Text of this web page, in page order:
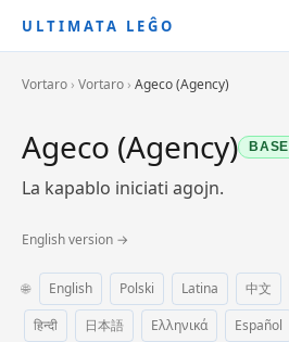
ULTIMATA LEĜO
Vortaro › Vortaro › Ageco (Agency)
Ageco (Agency) BASE
La kapablo iniciati agojn.
English version →
🌐 English Polski Latina 中文
हिन्दी
日本語 Ελληνικά Español